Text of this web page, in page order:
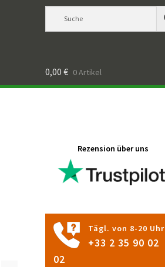
0,00 € 0 Artikel
Rezension über uns
Tägl. von 8-20 Uhr
+33 2 35 90 02
02